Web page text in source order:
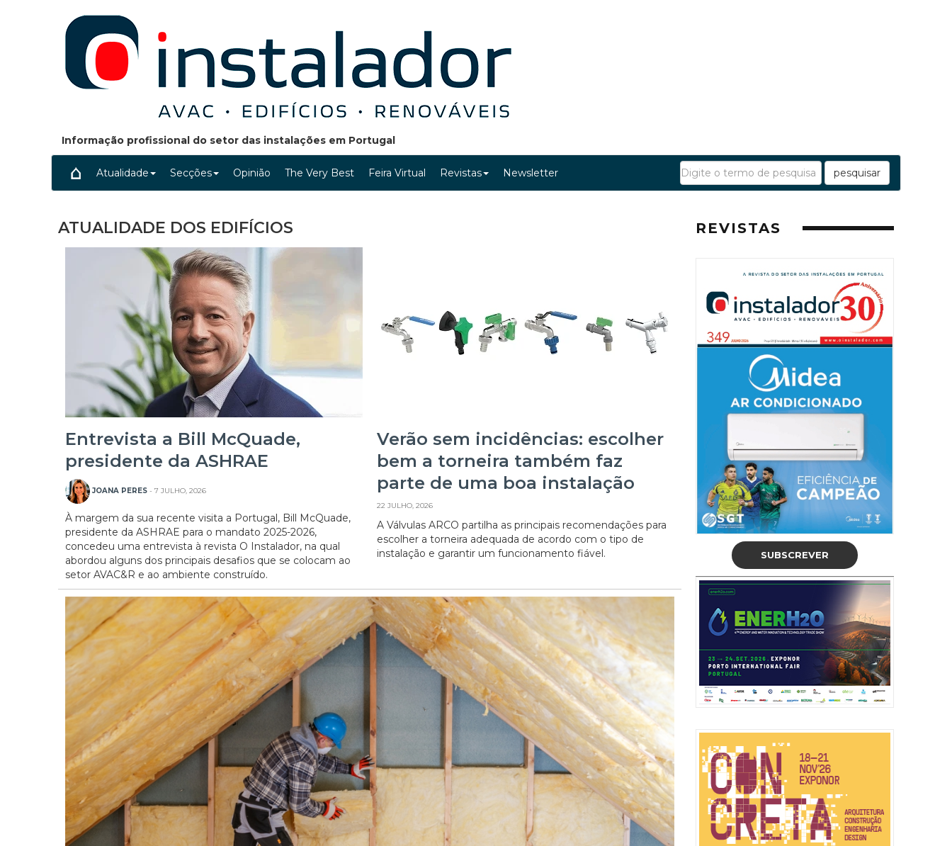
Informação profissional do setor das instalações em Portugal
Atualidade Secções Opinião The Very Best Feira Virtual Revistas Newsletter pesquisar
ATUALIDADE DOS EDIFÍCIOS
Entrevista a Bill McQuade,
presidente da ASHRAE
JOANA PERES - 7 JULHO, 2026
À margem da sua recente visita a Portugal, Bill McQuade,
presidente da ASHRAE para o mandato 2025-2026,
concedeu uma entrevista à revista O Instalador, na qual
abordou alguns dos principais desafios que se colocam ao
setor AVAC&R e ao ambiente construído.
Verão sem incidências: escolher
bem a torneira também faz
parte de uma boa instalação
22 JULHO, 2026
A Válvulas ARCO partilha as principais recomendações para
escolher a torneira adequada de acordo com o tipo de
instalação e garantir um funcionamento fiável.
REVISTAS
SUBSCREVER